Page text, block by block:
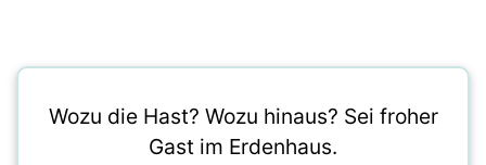
Wozu die Hast? Wozu hinaus? Sei froher
Gast im Erdenhaus.